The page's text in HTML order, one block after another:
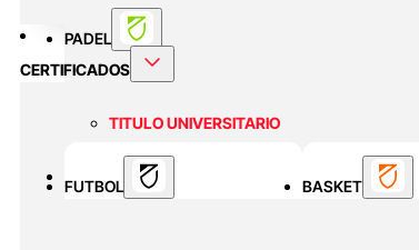
PADEL
TITULO UNIVERSITARIO
Curso Universitario Técnico En Padel De
Alto Rendimiento
BASKET
CERTIFICADOS
FUTBOL BASKET